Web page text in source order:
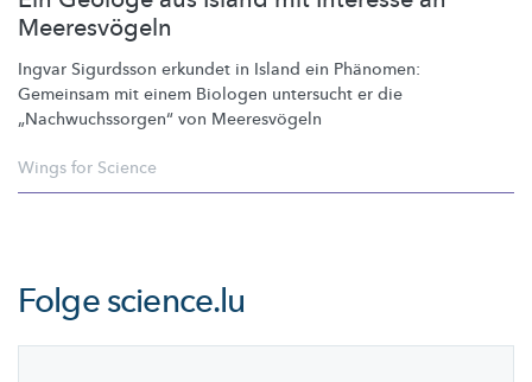
Meeresvögeln
Ingvar Sigurdsson erkundet in Island ein Phänomen:
Gemeinsam mit einem Biologen untersucht er die
„Nachwuchssorgen“ von Meeresvögeln
Wings for Science
Folgescience.lu